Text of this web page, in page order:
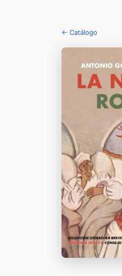
← Catálogo